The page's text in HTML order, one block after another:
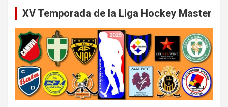
XV Temporada de la Liga Hockey Master